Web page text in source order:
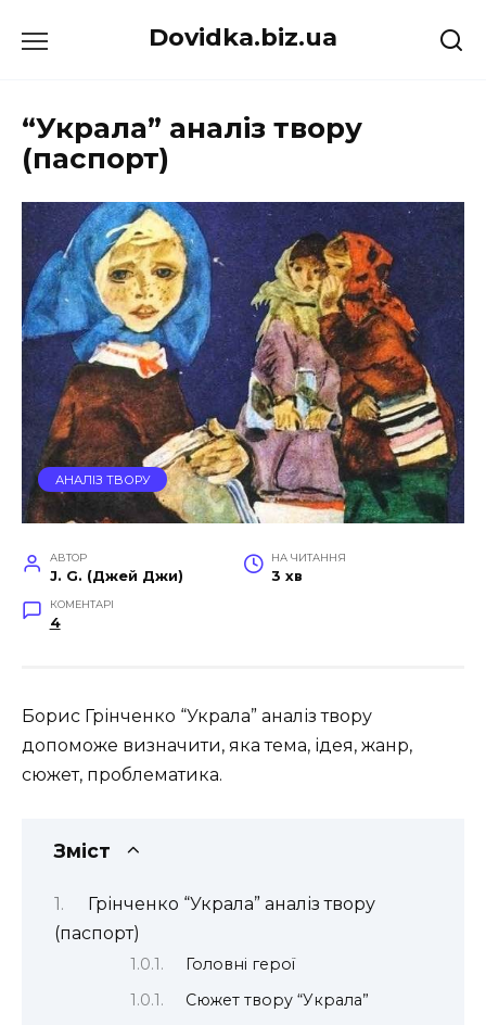
до
Dovidka.biz.ua
“Украла” аналіз твору
(паспорт)
АНАЛІЗ ТВОРУ
АВТОР
J. G. (Джей Джи)
НА ЧИТАННЯ
3 хв
КОМЕНТАРІ
4
Борис Грінченко “Украла” аналіз твору
допоможе визначити, яка тема, ідея, жанр,
сюжет, проблематика.
Зміст
Грінченко “Украла” аналіз твору
(паспорт)
Головні герої
Сюжет твору “Украла”